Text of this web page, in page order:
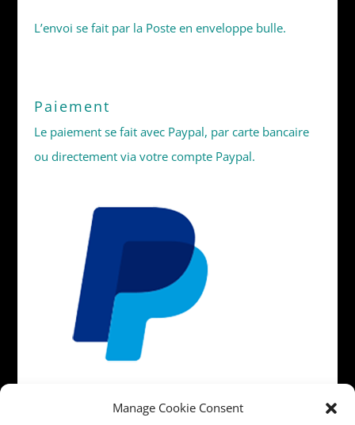
Manage Cookie Consent
L’envoi se fait par la Poste en enveloppe bulle.
Paiement
Le paiement se fait avec Paypal, par carte bancaire
ou directement via votre compte Paypal.